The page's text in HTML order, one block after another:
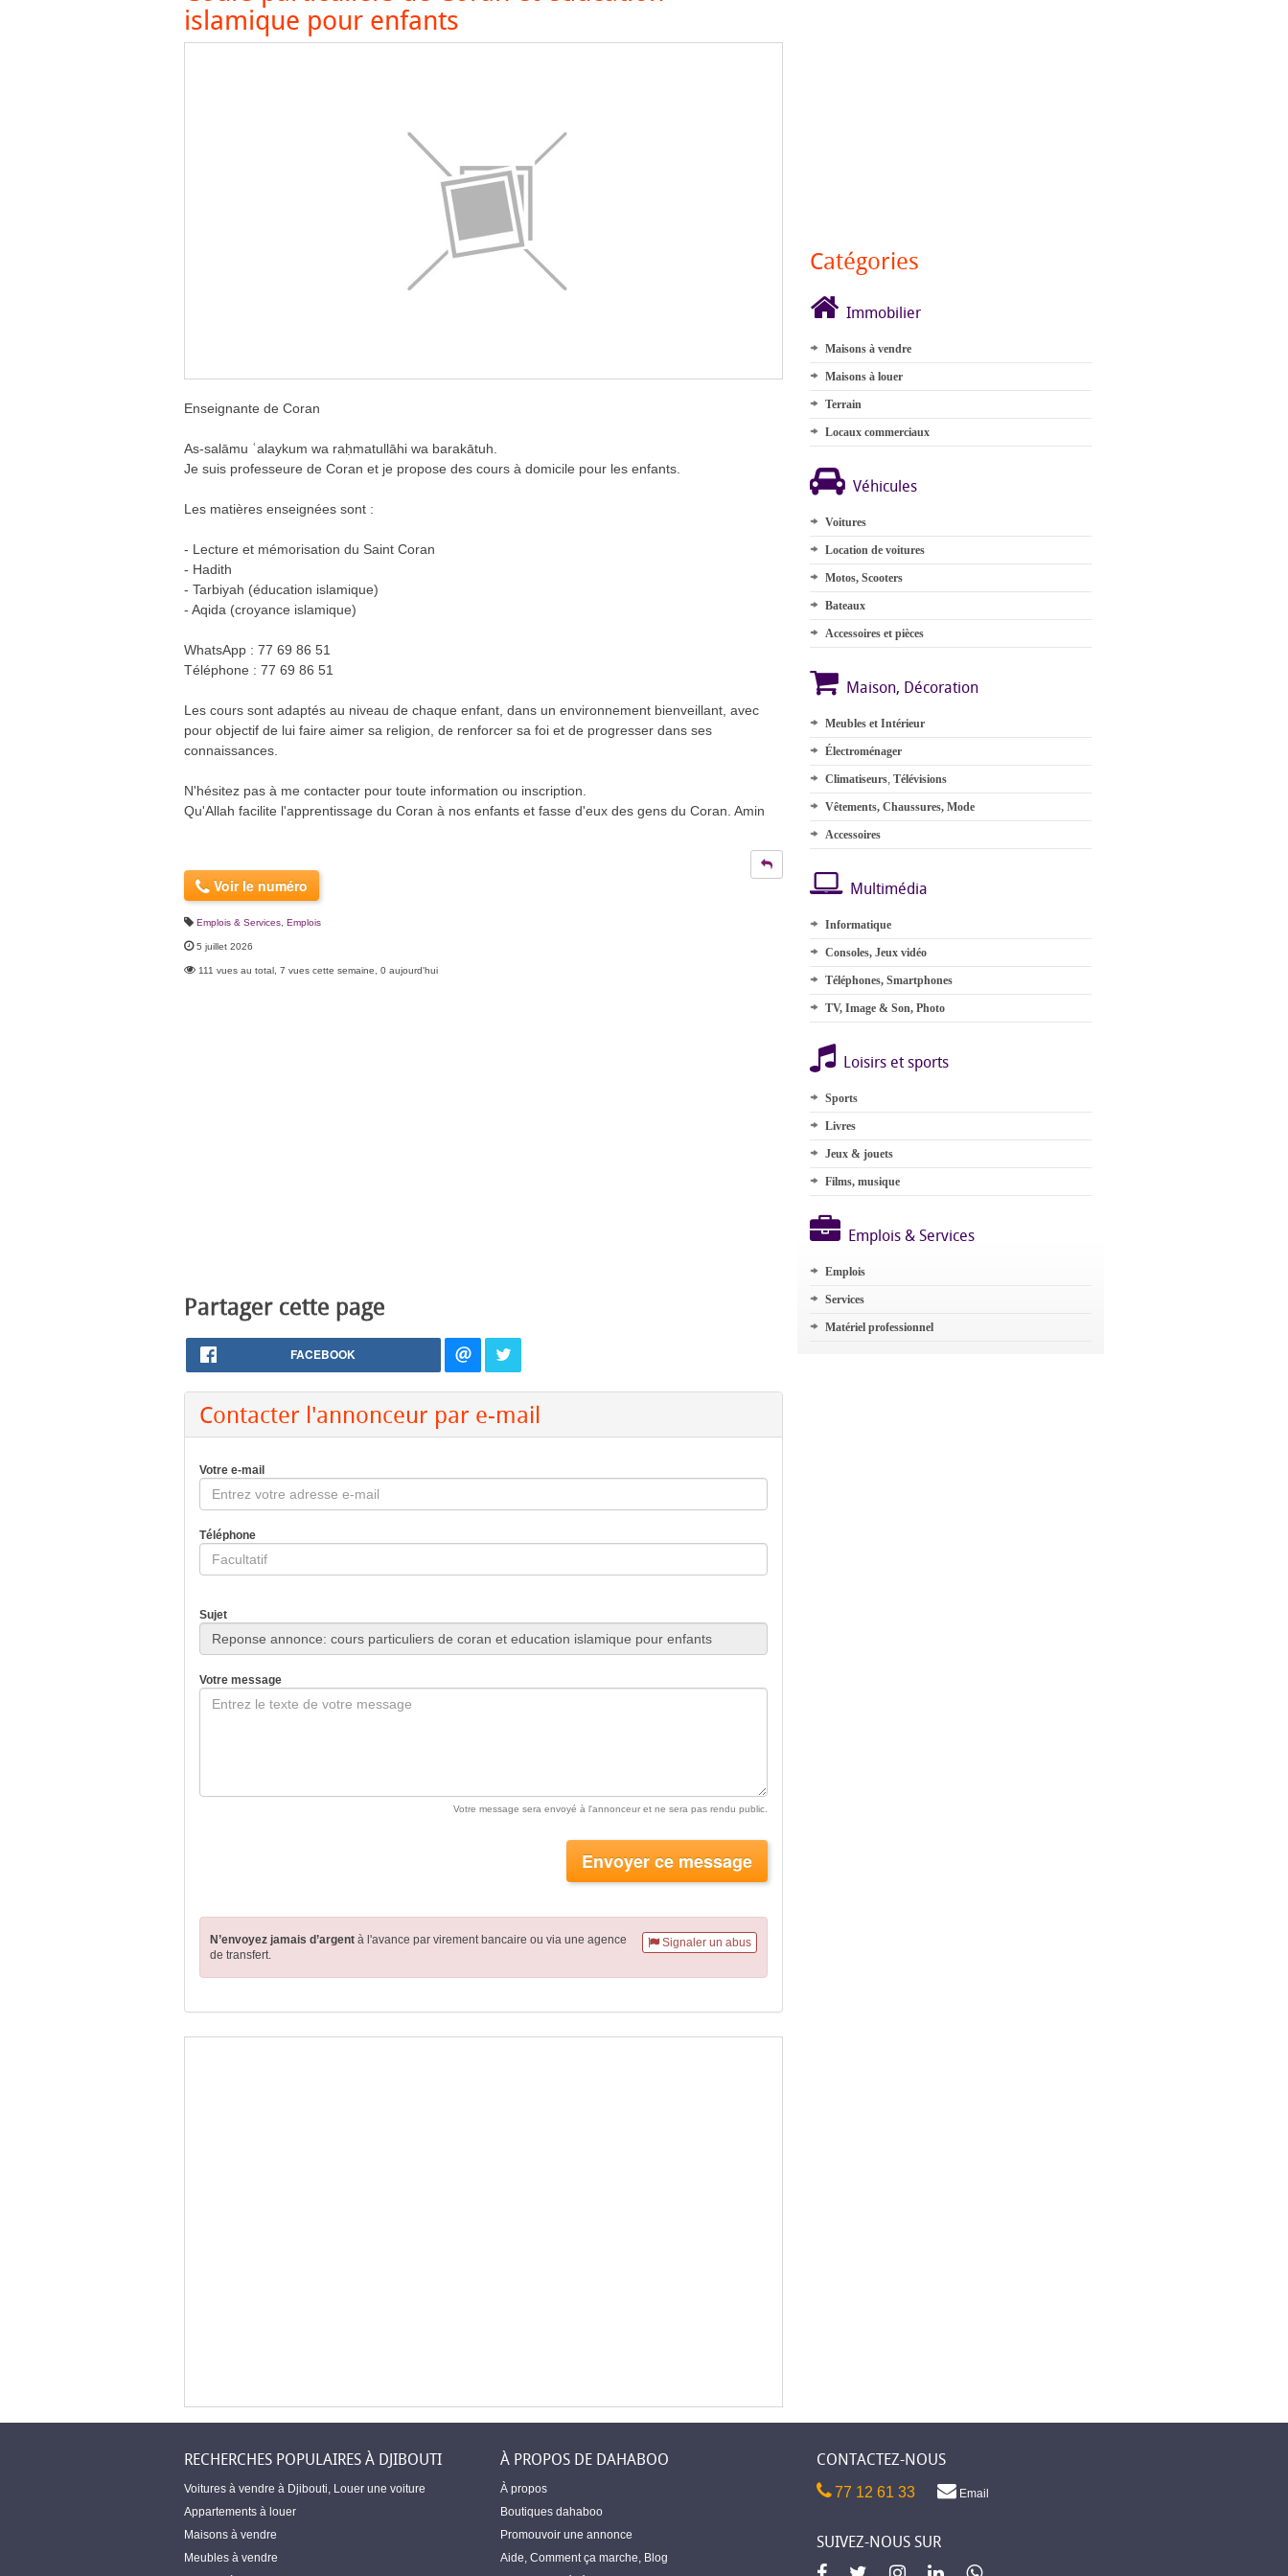
islamique pour enfants
Enseignante de Coran
As-salāmu ʿalaykum wa raḥmatullāhi wa barakātuh.
Je suis professeure de Coran et je propose des cours à domicile pour les enfants.
Les matières enseignées sont :
- Lecture et mémorisation du Saint Coran
- Hadith
- Tarbiyah (éducation islamique)
- Aqida (croyance islamique)
WhatsApp : 77 69 86 51
Téléphone : 77 69 86 51
Les cours sont adaptés au niveau de chaque enfant, dans un environnement bienveillant, avec
pour objectif de lui faire aimer sa religion, de renforcer sa foi et de progresser dans ses
connaissances.
N'hésitez pas à me contacter pour toute information ou inscription.
Qu'Allah facilite l'apprentissage du Coran à nos enfants et fasse d'eux des gens du Coran. Amin
Voir le numéro
Emplois & Services Emplois
5 juillet 2026
111 vues au total, 7 vues cette semaine, 0 aujourd'hui
Partager cette page
FACEBOOK
Contacter l'annonceur par e-mail
Votre e-mail
Téléphone
Sujet
Votre message
Votre message sera envoyé à l'annonceur et ne sera pas rendu public.
Envoyer ce message
Signaler un abus
N’envoyez jamais d’argent à l'avance par virement bancaire ou via une agence
de transfert.
Catégories
Immobilier
Maisons à vendre
Maisons à louer
Terrain
Locaux commerciaux
Véhicules
Voitures
Location de voitures
Motos, Scooters
Bateaux
Accessoires et pièces
Maison, Décoration
Meubles et Intérieur
Électroménager
Climatiseurs, Télévisions
Vêtements, Chaussures, Mode
Accessoires
Multimédia
Informatique
Consoles, Jeux vidéo
Téléphones, Smartphones
TV, Image & Son, Photo
Loisirs et sports
Sports
Livres
Jeux & jouets
Films, musique
Emplois & Services
Emplois
Services
Matériel professionnel
RECHERCHES POPULAIRES À DJIBOUTI
Voitures à vendre à Djibouti Louer une voiture
Appartements à louer
Maisons à vendre
Meubles à vendre
À PROPOS DE DAHABOO
À propos
Boutiques dahaboo
Promouvoir une annonce
Aide Comment ça marche Blog
CONTACTEZ-NOUS
77 12 61 33 Email
SUIVEZ-NOUS SUR